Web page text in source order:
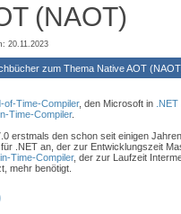
(NAOT)
20.11.2023
zum Thema Native AOT
of-Time-Compiler, den Microsoft in
Time-Compiler.
erstmals den schon seit einigen
für .NET an, der zur Entwicklungszeit
Time-Compiler, der zur Laufzeit
mehr benötigt.